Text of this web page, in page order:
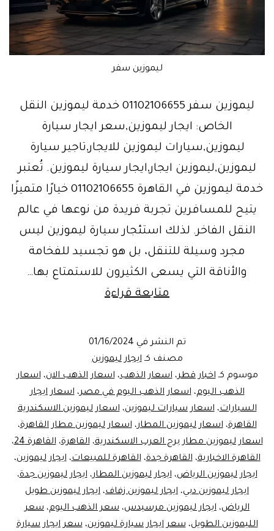
ليموزين سفر
ليموزين سفر 01102106655 خدمة ليموزين النقل
الخاص: ايجار ليموزين,سعر ايجار سيارة
ليموزين,سيارات ليموزين للايجار,تاجير سيارة
ليموزين,ليموزين ايجار,ايجار سيارة ليموزين. تُعتبر
خدمة ليموزين في القاهرة 01102106655 خيارًا متميزًا
يتيح للمسافرين تجربة فريدة من نوعها في عالم
النقل الفاخر. لذلك استئجار سيارة ليموزين ليس
مجرد وسيلة للتنقل، بل هو تجسيد للفخامة
والأناقة التي يسعى الكثيرون للاستمتاع بها…
متابعة قراءةخدمة
القاهرة
تم النشر في 01/16/2024
مصنف كـايجار ليموزين
موسوم كـاخبار قطر،اسعار الذهب،اسعار الذهب الان،اسعار
الذهب اليوم،اسعار الذهب اليوم في مصر،اسعار ايجار
السيارات،اسعار سيارات ليموزين،اسعار ليموزين الاسكندرية
القاهرة،اسعار ليموزين المطار،اسعار ليموزين مطار القاهرة،
اسعار ليموزين مطار برج العرب الاسكندرية،القاهرة،القاهرة 24
،
القاهرة الاخبارية،القاهرة جدة،القاهرة للمبيعات،ايجار ليموزين،
ايجار ليموزين الرياض،ايجار ليموزين المطار،ايجار ليموزين جدة،
ايجار ليموزين دبي، ايجار ليموزين زفاف، ايجار ليموزين طويل
الرياض، ايجار ليموزين مرسيدس، سعر الذهب اليوم، سعر
الليموزين الطويل،سعر ايجار سيارة ليموزين،سعر ايجار سيارة